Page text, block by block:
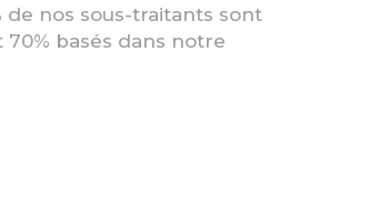
de nos sous-traitants sont
70% basés dans notre